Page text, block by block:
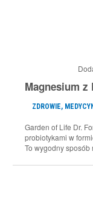
Magnesium
ZDROWIE,
Garden of Life Dr.
probiotykami w
To wygodny